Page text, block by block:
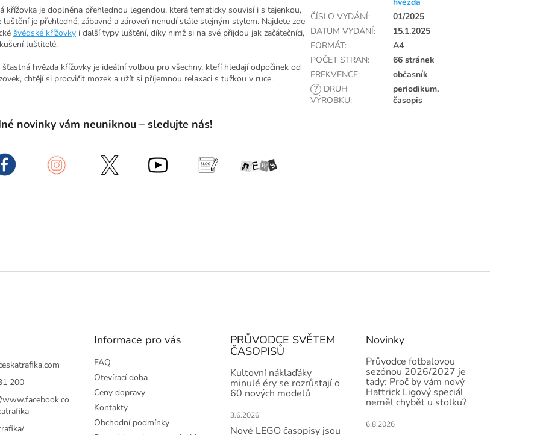
křížovka je doplněna přehlednou legendou, která tematicky souvisí i s tajenkou,
luštění je přehledné, zábavné a zároveň nenudí stále stejným stylem. Najdete zde
švédské křížovky i další typy luštění, díky nimž si na své přijdou jak začátečníci,
luštitelé.
šťastná hvězda křížovky je ideální volbou pro všechny, kteří hledají odpočinek od
chtějí si procvičit mozek a užít si příjemnou relaxaci s tužkou v ruce.
novinky vám neuniknou – sledujte nás!
hvězda
ČÍSLO VYDÁNÍ:
01/2025
DATUM VYDÁNÍ:
15.1.2025
FORMÁT:
A4
POČET STRAN:
66 stránek
FREKVENCE:
občasník
? DRUH
VÝROBKU:
periodikum,
časopis
200
Informace pro vás
FAQ
Otevírací doba
Ceny dopravy
Kontakty
Obchodní podmínky
PRŮVODCE SVĚTEM
ČASOPISŮ
Kultovní náklaďáky
minulé éry se rozrůstají o
60 nových modelů
3.6.2026
Nové LEGO časopisy jsou
Novinky
Průvodce fotbalovou
sezónou 2026/2027 je
tady: Proč by vám nový
Hattrick Ligový speciál
neměl chybět u stolku?
6.8.2026